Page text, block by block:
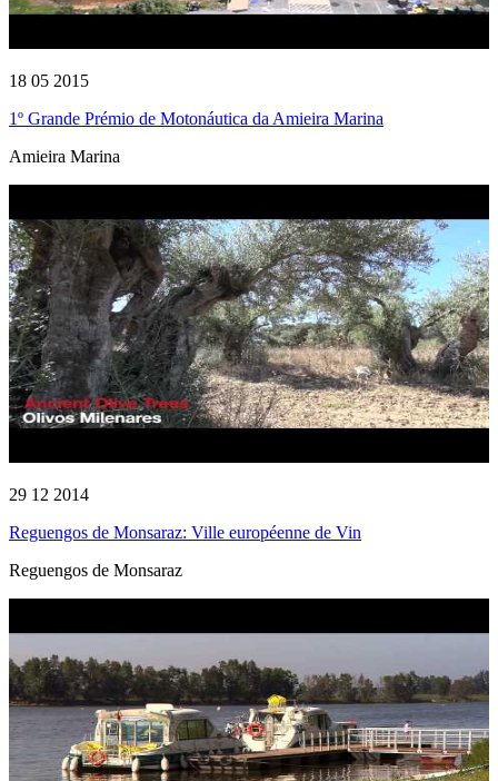
18 05 2015
1º Grande Prémio de Motonáutica da Amieira Marina
Amieira Marina
29 12 2014
Reguengos de Monsaraz: Ville européenne de Vin
Reguengos de Monsaraz